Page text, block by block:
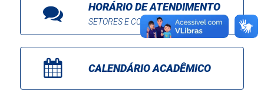
HORÁRIO DE ATENDIMENTO
SETORES E COORDENAÇÕES
CALENDÁRIO ACADÊMICO